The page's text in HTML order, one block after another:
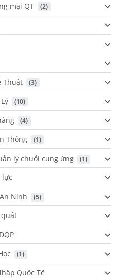
mại QT (2)
Thuật (3)
(10)
(4)
Thông (1)
lý chuỗi cung ứng (1)
lực
Ninh
(5)
quát
(1)
Quốc Tế